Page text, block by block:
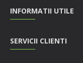
INFORMATII UTILE
SERVICII CLIENTI